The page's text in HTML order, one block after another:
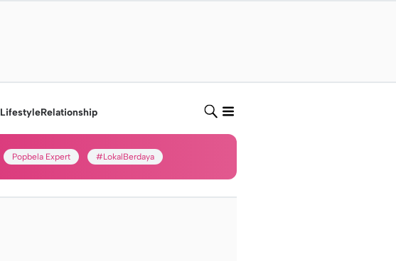
LifestyleRelationship
Popbela Expert #LokalBerdaya